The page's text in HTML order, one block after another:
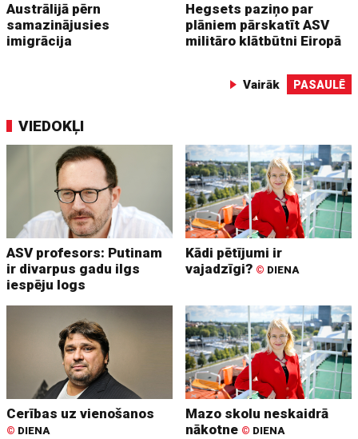
Austrālijā pērn
samazinājusies
imigrācija
Hegsets paziņo par
plāniem pārskatīt ASV
militāro klātbūtni Eiropā
Vairāk PASAULĒ
VIEDOKĻI
ASV profesors: Putinam
ir divarpus gadu ilgs
iespēju logs
Kādi pētījumi ir
vajadzīgi? © DIENA
Cerības uz vienošanos
© DIENA
Mazo skolu neskaidrā
nākotne © DIENA